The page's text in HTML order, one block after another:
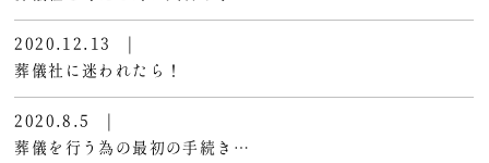
2020.12.13
葬儀社に迷われたら！
2020.8.5
葬儀を行う為の最初の手続き…